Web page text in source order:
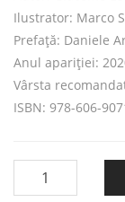
Ilustrator: Marco
Prefață: Daniele
Anul apariției:
Vârsta
ISBN: 978-606-